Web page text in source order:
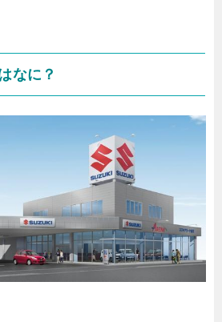
なに？